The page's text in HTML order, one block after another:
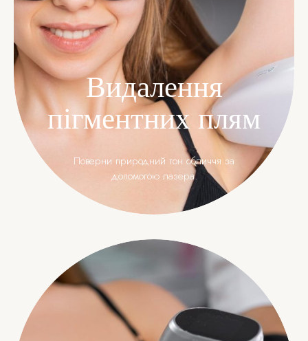
Видалення
пігментних плям
Поверни природний тон обличчя за
допомогою лазера.